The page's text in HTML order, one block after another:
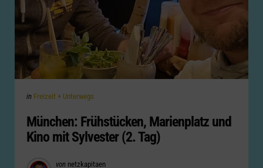
Categories
Posted
in Freizeit + Unterwegs
München: Frühstücken, Marienplatz und
Kino mit Sylvester (2. Tag)
Posted
von netzkapitaen